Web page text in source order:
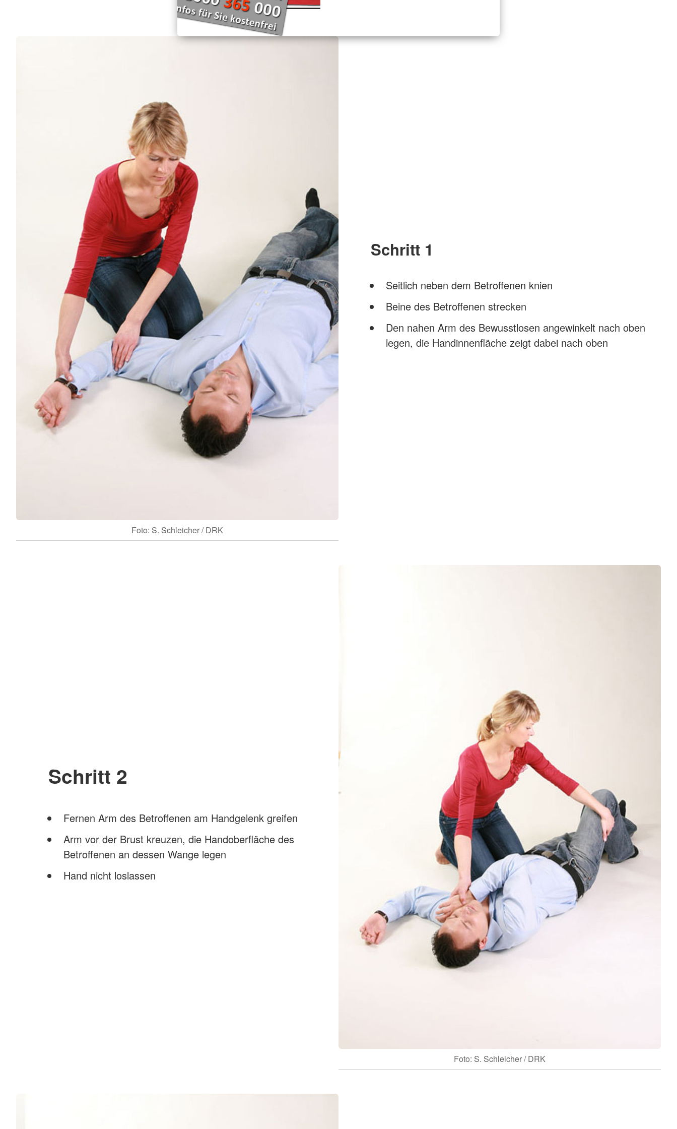
Foto: S. Schleicher / DRK
Schritt 1
Seitlich neben dem Betroffenen knien
Beine des Betroffenen strecken
Den nahen Arm des Bewusstlosen angewinkelt nach oben
legen, die Handinnenfläche zeigt dabei nach oben
Foto: S. Schleicher / DRK
Schritt 2
Fernen Arm des Betroffenen am Handgelenk greifen
Arm vor der Brust kreuzen, die Handoberfläche des
Betroffenen an dessen Wange legen
Hand nicht loslassen